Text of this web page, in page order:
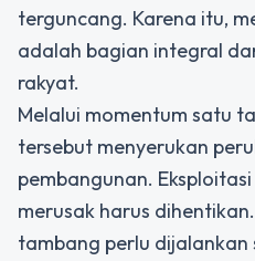
terguncang. Karena itu,
adalah bagian integral
rakyat.
Melalui momentum satu
tersebut menyerukan
pembangunan.
merusak harus
tambang perlu